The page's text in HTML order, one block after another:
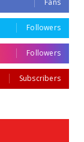
Fans
Followers
Followers
Subscribers